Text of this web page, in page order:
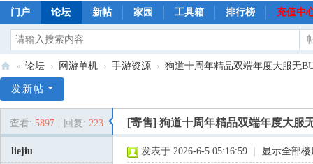
门户 论坛 新帖 家园 工具箱 排行榜 充值中
1
» 论坛 › 网游单机 › 手游资源 › 狗道十周年精品双端年度大服无
发新帖
查看: 5897 回复: 223 [寄售] 狗道十周年精品双端年度大服
liejiu 发表于 2026-6-5 05:16:59 显示全部楼